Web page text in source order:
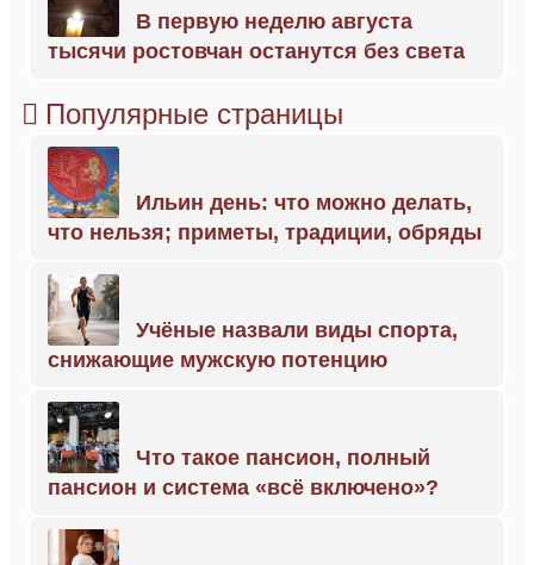
В первую неделю августа
тысячи ростовчан останутся без света
Популярные страницы
Ильин день: что можно делать,
что нельзя; приметы, традиции, обряды
Учёные назвали виды спорта,
снижающие мужскую потенцию
Что такое пансион, полный
пансион и система «всё включено»?